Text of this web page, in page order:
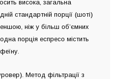
висока, загальна
стандартній порції (шоті)
ніж у більш об’ємних
порція еспресо містить
Метод фільтрації з